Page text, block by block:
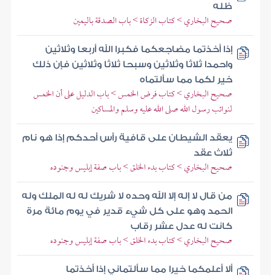
ظله
صحيح البخاري > كتاب الزكاة > باب الصدقة باليمين
إذا أخذتما مضاجعكما فكبرا الله أربعا وثلاثين
واحمدا ثلاثا وثلاثين وسبحا ثلاثا وثلاثين فإن ذلك
خير لكما مما سألتماه
صحيح البخاري > كتاب فرض الخمس > باب الدليل على أن الخمس
لنوائب رسول الله صلى الله عليه وسلم والمساكين
يعقد الشيطان على قافية رأس أحدكم إذا هو نام
ثلاث عقد
صحيح البخاري > كتاب بدء الخلق > باب صفة إبليس وجنوده
من قال لا إله إلا الله وحده لا شريك له له الملك وله
الحمد وهو على كل شيء قدير في يوم مائة مرة
كانت له عدل عشر رقاب
صحيح البخاري > كتاب بدء الخلق > باب صفة إبليس وجنوده
ألا أعلمكما خيرا مما سألتماني إذا أخذتما